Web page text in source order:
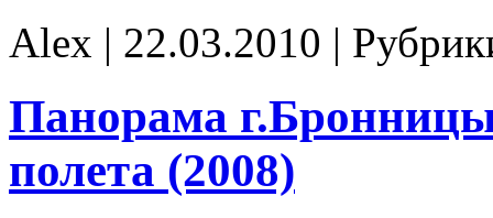
Alex | 22.03.2010 |
Панорама
полета (2008)